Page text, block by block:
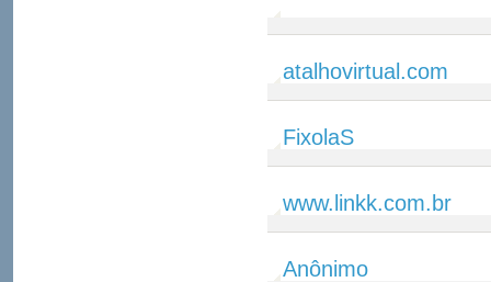
atalhovirtual.com
FixolaS
www.linkk.com.br
Anônimo